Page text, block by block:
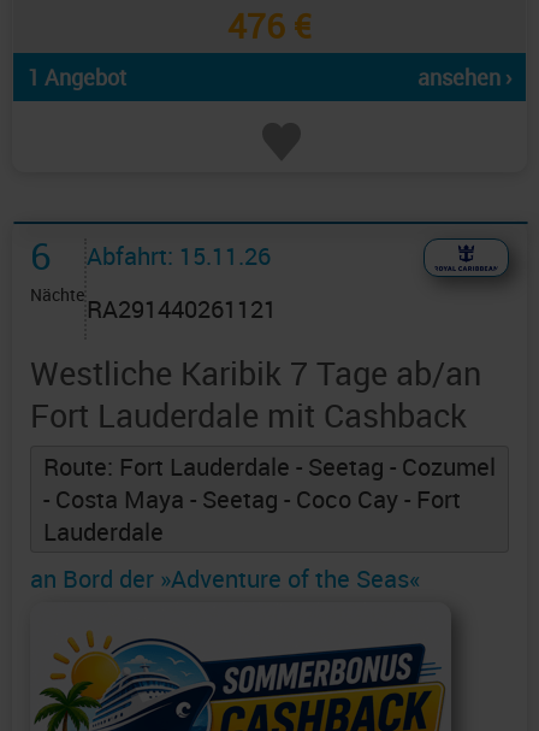
476 €
1 Angebot ansehen ›
6
Nächte
Abfahrt: 15.11.26
RA291440261121
Westliche Karibik 7 Tage ab/an
Fort Lauderdale mit Cashback
Route: Fort Lauderdale - Seetag - Cozumel
- Costa Maya - Seetag - Coco Cay - Fort
Lauderdale
an Bord der »Adventure of the Seas«